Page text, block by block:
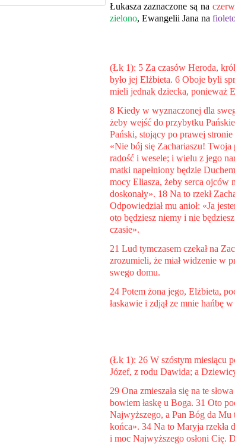
Łukasza zaznaczone są na
zielono, Ewangelii Jana na
(Łk 1): 5 Za czasów Heroda,
było jej Elżbieta. 6 Oboje byli
mieli jednak dziecka, ponieważ
8 Kiedy w wyznaczonej dla
żeby wejść do przybytku
Pański, stojący po prawej stronie
«Nie bój się Zachariaszu! Twoja
radość i wesele; i wielu z jego
matki napełniony będzie
mocy Eliasza, żeby serca ojców
doskonały». 18 Na to rzekł
Odpowiedział mu anioł: «Ja
oto będziesz niemy i nie
czasie».
21 Lud tymczasem czekał na
zrozumieli, że miał widzenie w
swego domu.
24 Potem żona jego, Elżbieta,
łaskawie i zdjął ze mnie hańbę
(Łk 1): 26 W szóstym miesiącu
Józef, z rodu Dawida; a
29 Ona zmieszała się na te
bowiem łaskę u Boga. 31 Oto
Najwyższego, a Pan Bóg da Mu
końca». 34 Na to Maryja rzekła
i moc Najwyższego osłoni Cię.